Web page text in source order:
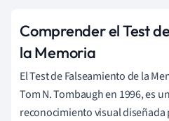
Comprender el Test
la Memoria
El Test de Falseamiento de la
Tom N. Tombaugh en 1996, es
reconocimiento visual diseñada